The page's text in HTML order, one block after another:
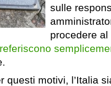
sulle
procedere
questi motivi, l’Italia